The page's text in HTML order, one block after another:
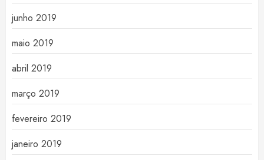
junho 2019
maio 2019
abril 2019
março 2019
fevereiro 2019
janeiro 2019